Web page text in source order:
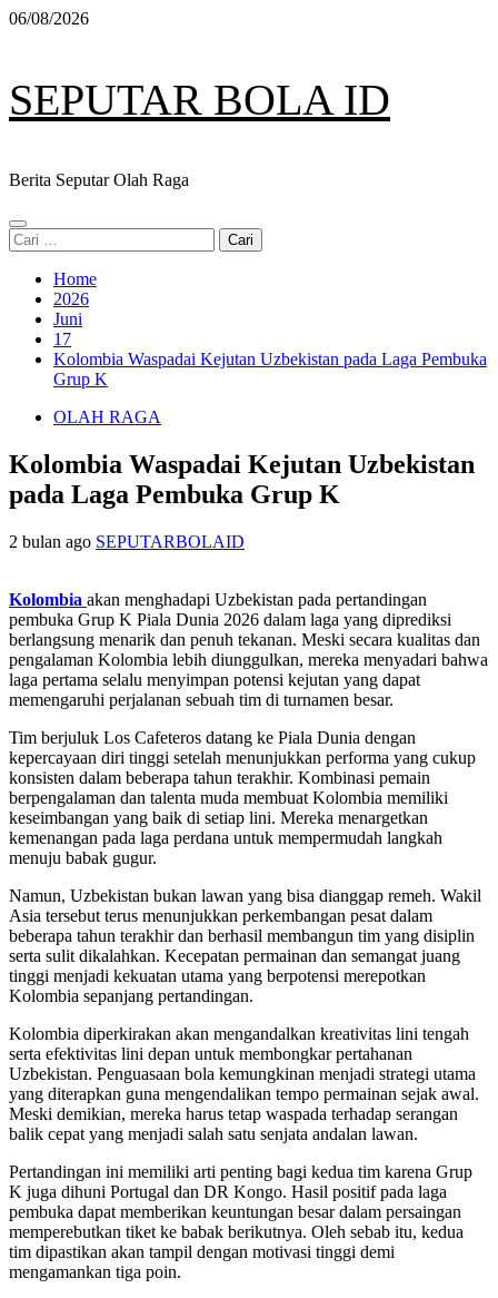
Skip
06/08/2026
SEPUTAR BOLA ID
Berita Seputar Olah Raga
Primary
Menu
Cari
untuk:
Home
2026
Juni
17
Kolombia Waspadai Kejutan Uzbekistan pada Laga Pembuka
Grup K
OLAH RAGA
Kolombia Waspadai Kejutan Uzbekistan
pada Laga Pembuka Grup K
2 bulan ago SEPUTARBOLAID
Kolombia akan menghadapi Uzbekistan pada pertandingan
pembuka Grup K Piala Dunia 2026 dalam laga yang diprediksi
berlangsung menarik dan penuh tekanan. Meski secara kualitas dan
pengalaman Kolombia lebih diunggulkan, mereka menyadari bahwa
laga pertama selalu menyimpan potensi kejutan yang dapat
memengaruhi perjalanan sebuah tim di turnamen besar.
Tim berjuluk Los Cafeteros datang ke Piala Dunia dengan
kepercayaan diri tinggi setelah menunjukkan performa yang cukup
konsisten dalam beberapa tahun terakhir. Kombinasi pemain
berpengalaman dan talenta muda membuat Kolombia memiliki
keseimbangan yang baik di setiap lini. Mereka menargetkan
kemenangan pada laga perdana untuk mempermudah langkah
menuju babak gugur.
Namun, Uzbekistan bukan lawan yang bisa dianggap remeh. Wakil
Asia tersebut terus menunjukkan perkembangan pesat dalam
beberapa tahun terakhir dan berhasil membangun tim yang disiplin
serta sulit dikalahkan. Kecepatan permainan dan semangat juang
tinggi menjadi kekuatan utama yang berpotensi merepotkan
Kolombia sepanjang pertandingan.
Kolombia diperkirakan akan mengandalkan kreativitas lini tengah
serta efektivitas lini depan untuk membongkar pertahanan
Uzbekistan. Penguasaan bola kemungkinan menjadi strategi utama
yang diterapkan guna mengendalikan tempo permainan sejak awal.
Meski demikian, mereka harus tetap waspada terhadap serangan
balik cepat yang menjadi salah satu senjata andalan lawan.
Pertandingan ini memiliki arti penting bagi kedua tim karena Grup
K juga dihuni Portugal dan DR Kongo. Hasil positif pada laga
pembuka dapat memberikan keuntungan besar dalam persaingan
memperebutkan tiket ke babak berikutnya. Oleh sebab itu, kedua
tim dipastikan akan tampil dengan motivasi tinggi demi
mengamankan tiga poin.